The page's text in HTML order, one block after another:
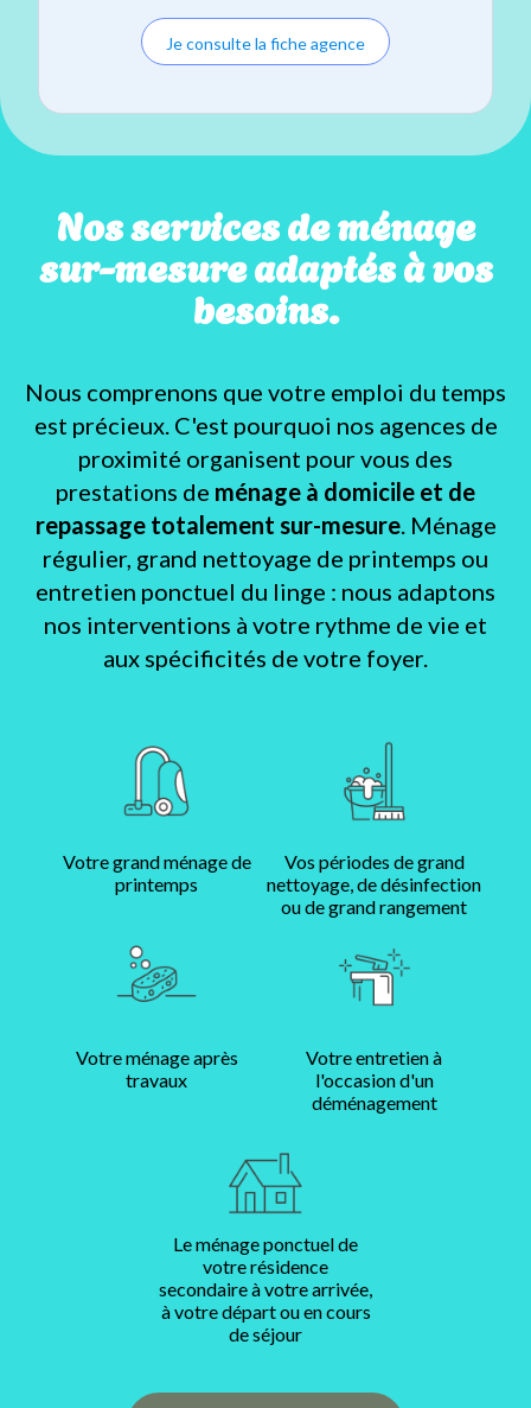
Je consulte la fiche agence
Nos services de ménage
sur-mesure adaptés à vos
besoins.
Nous comprenons que votre emploi du temps
est précieux. C'est pourquoi nos agences de
proximité organisent pour vous des
prestations de ménage à domicile et de
repassage totalement sur-mesure. Ménage
régulier, grand nettoyage de printemps ou
entretien ponctuel du linge : nous adaptons
nos interventions à votre rythme de vie et
aux spécificités de votre foyer.
Votre grand ménage de
printemps
Vos périodes de grand
nettoyage, de désinfection
ou de grand rangement
Votre ménage après
travaux
Votre entretien à
l'occasion d'un
déménagement
Le ménage ponctuel de
votre résidence
secondaire à votre arrivée,
à votre départ ou en cours
de séjour